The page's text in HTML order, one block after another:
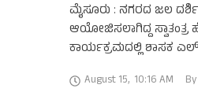
ಮೈಸೂರು : ನಗರದ ಜಲ
ಆಯೋಜಿಸಲಾಗಿದ್ದ
ಕಾರ್ಯಕ್ರಮದಲ್ಲಿ ಶಾಸಕ
August 15, 10:16 AM By